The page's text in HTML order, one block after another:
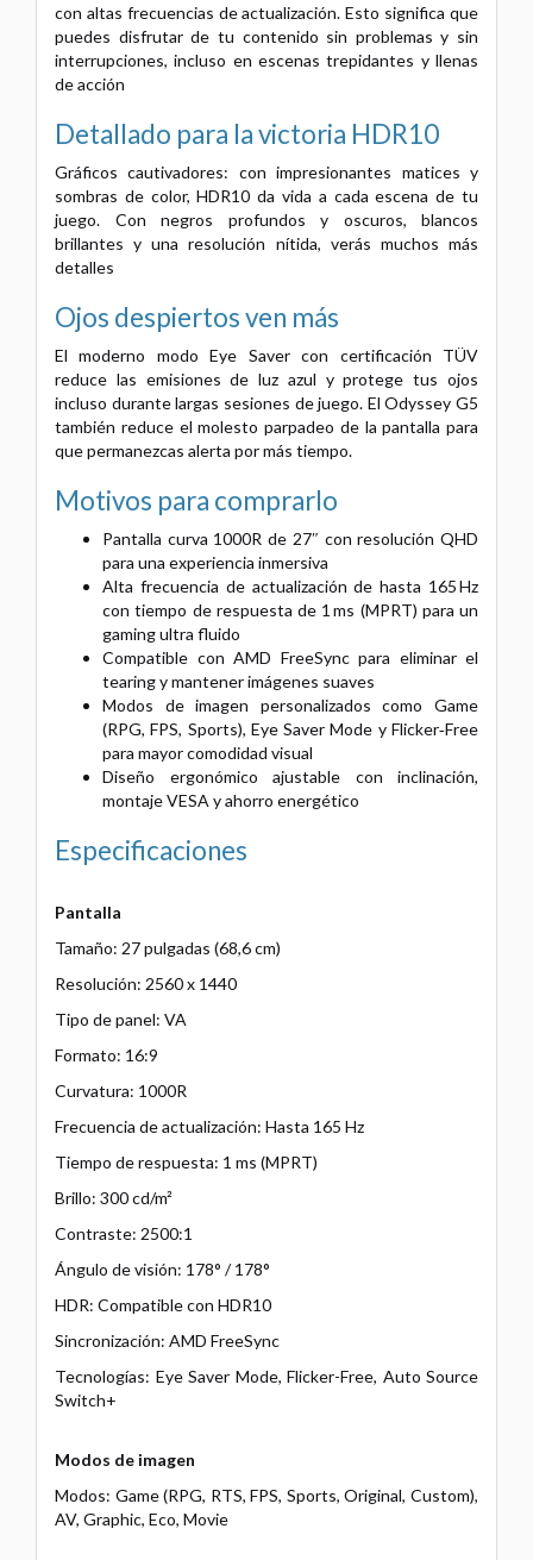
con altas frecuencias de actualización. Esto significa que
puedes disfrutar de tu contenido sin problemas y sin
interrupciones, incluso en escenas trepidantes y llenas
de acción
Detallado para la victoria HDR10
Gráficos cautivadores: con impresionantes matices y
sombras de color, HDR10 da vida a cada escena de tu
juego. Con negros profundos y oscuros, blancos
brillantes y una resolución nítida, verás muchos más
detalles
Ojos despiertos ven más
El moderno modo Eye Saver con certificación TÜV
reduce las emisiones de luz azul y protege tus ojos
incluso durante largas sesiones de juego. El Odyssey G5
también reduce el molesto parpadeo de la pantalla para
que permanezcas alerta por más tiempo.
Motivos para comprarlo
Pantalla curva 1000R de 27″ con resolución QHD
para una experiencia inmersiva
Alta frecuencia de actualización de hasta 165 Hz
con tiempo de respuesta de 1 ms (MPRT) para un
gaming ultra fluido
Compatible con AMD FreeSync para eliminar el
tearing y mantener imágenes suaves
Modos de imagen personalizados como Game
(RPG, FPS, Sports), Eye Saver Mode y Flicker‑Free
para mayor comodidad visual
Diseño ergonómico ajustable con inclinación,
montaje VESA y ahorro energético
Especificaciones
Pantalla
Tamaño: 27 pulgadas (68,6 cm)
Resolución: 2560 x 1440
Tipo de panel: VA
Formato: 16:9
Curvatura: 1000R
Frecuencia de actualización: Hasta 165 Hz
Tiempo de respuesta: 1 ms (MPRT)
Brillo: 300 cd/m²
Contraste: 2500:1
Ángulo de visión: 178° / 178°
HDR: Compatible con HDR10
Sincronización: AMD FreeSync
Tecnologías: Eye Saver Mode, Flicker-Free, Auto Source
Switch+
Modos de imagen
Modos: Game (RPG, RTS, FPS, Sports, Original, Custom),
AV, Graphic, Eco, Movie